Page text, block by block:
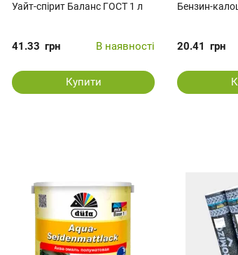
Уайт-спірит Баланс ГОСТ 1 л
41.33 грн В наявності
Купити
Бензин-
20.41 грн